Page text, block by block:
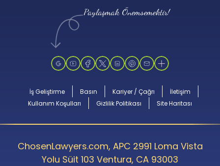
Paylaşmak Önemsemektir!
İş Geliştirme Basın Kariyer / Çağrı
İletişim
Kullanım Koşulları
Gizlilik Politikası Site Haritası
ChosenLawyers.com, APC 2991 Loma Vista
Yolu Süit 103 Ventura, CA 93003